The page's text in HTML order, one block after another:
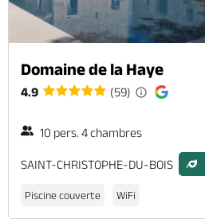
Domaine de la Haye
4.9 (59)
10 pers. 4 chambres
SAINT-CHRISTOPHE-DU-BOIS
Piscine couverte WiFi